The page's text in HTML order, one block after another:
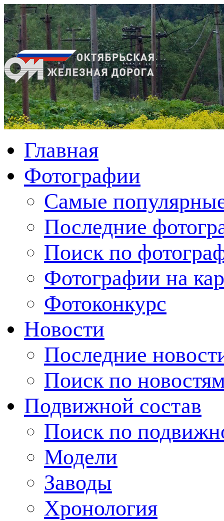
Главная
Фотографии
Cамые
Последние
Поиск по
Фотографии на
Фотоконкурс
Новости
Последние
Поиск по
Подвижной состав
Поиск по
Модели
Заводы
Хронология